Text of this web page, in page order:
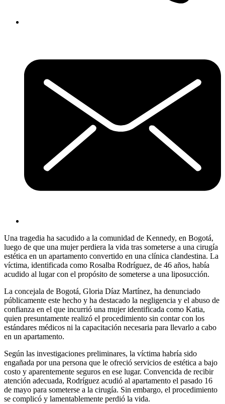
Una tragedia ha sacudido a la comunidad de Kennedy, en Bogotá,
luego de que una mujer perdiera la vida tras someterse a una cirugía
estética en un apartamento convertido en una clínica clandestina. La
víctima, identificada como Rosalba Rodríguez, de 46 años, había
acudido al lugar con el propósito de someterse a una liposucción.
La concejala de Bogotá, Gloria Díaz Martínez, ha denunciado
públicamente este hecho y ha destacado la negligencia y el abuso de
confianza en el que incurrió una mujer identificada como Katia,
quien presuntamente realizó el procedimiento sin contar con los
estándares médicos ni la capacitación necesaria para llevarlo a cabo
en un apartamento.
Según las investigaciones preliminares, la víctima habría sido
engañada por una persona que le ofreció servicios de estética a bajo
costo y aparentemente seguros en ese lugar. Convencida de recibir
atención adecuada, Rodríguez acudió al apartamento el pasado 16
de mayo para someterse a la cirugía. Sin embargo, el procedimiento
se complicó y lamentablemente perdió la vida.